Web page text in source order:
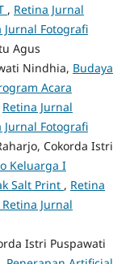
, Retina Jurnal
Jurnal Fotografi
Agus
Nindhia, Budaya
Acara
Retina Jurnal
Jurnal Fotografi
Cokorda Istri
Keluarga I
Salt Print , Retina
Jurnal
Istri Puspawati